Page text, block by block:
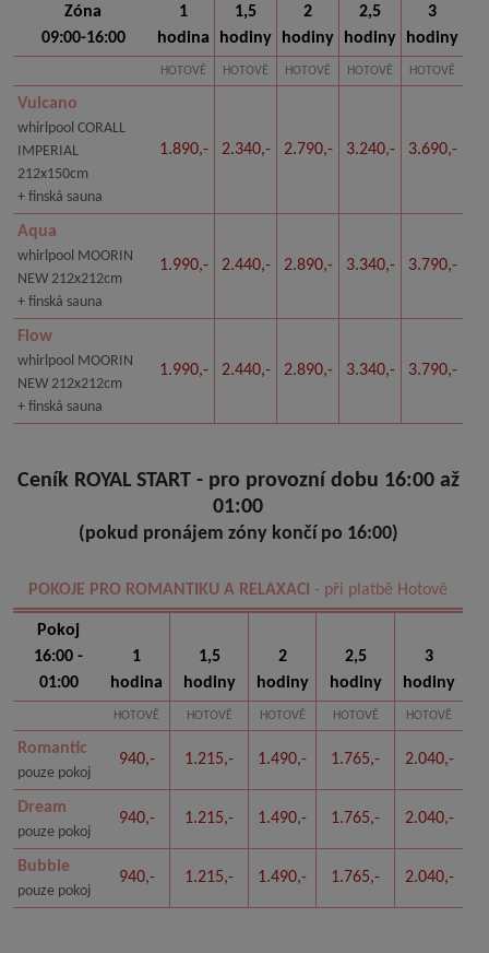
Zóna
09:00-16:00
1
hodina
1,5
hodiny
2
hodiny
2,5
hodiny
3
hodiny
HOTOVĚ HOTOVĚ HOTOVĚ HOTOVĚ HOTOVĚ
Vulcano
whirlpool CORALL
IMPERIAL
212x150cm
+ finská sauna
1.890,- 2.340,- 2.790,- 3.240,- 3.690,-
Aqua
whirlpool MOORIN
NEW 212x212cm
+ finská sauna
1.990,- 2.440,- 2.890,- 3.340,- 3.790,-
Flow
whirlpool MOORIN
NEW 212x212cm
+ finská sauna
1.990,- 2.440,- 2.890,- 3.340,- 3.790,-
Ceník ROYAL START - pro provozní dobu 16:00 až
01:00
(pokud pronájem zóny končí po 16:00)
POKOJE PRO ROMANTIKU A RELAXACI - při platbě Hotově
Pokoj
16:00 -
01:00
1
hodina
1,5
hodiny
2
hodiny
2,5
hodiny
3
hodiny
HOTOVĚ HOTOVĚ HOTOVĚ HOTOVĚ HOTOVĚ
Romantic
pouze pokoj
940,- 1.215,- 1.490,- 1.765,- 2.040,-
Dream
pouze pokoj
940,- 1.215,- 1.490,- 1.765,- 2.040,-
Bubble
pouze pokoj
940,- 1.215,- 1.490,- 1.765,- 2.040,-